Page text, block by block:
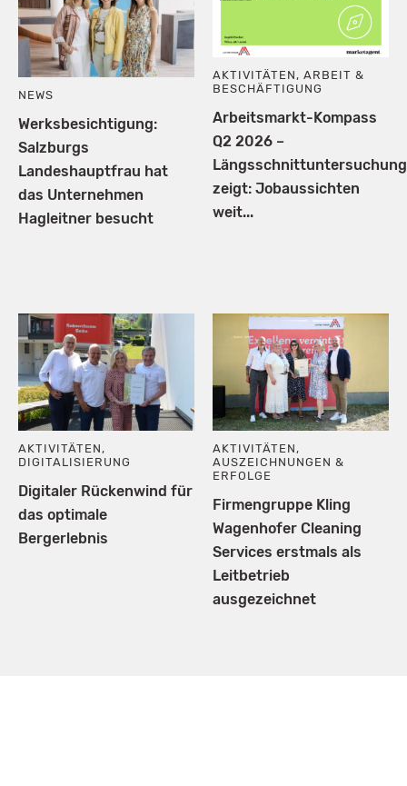
NEWS
Werksbesichtigung:
Salzburgs
Landeshauptfrau hat
das Unternehmen
Hagleitner besucht
AKTIVITÄTEN,ARBEIT &
BESCHÄFTIGUNG
Arbeitsmarkt-Kompass
Q2 2026 –
Längsschnittuntersuchung
zeigt: Jobaussichten
weit...
AKTIVITÄTEN ,
DIGITALISIERUNG
Digitaler Rückenwind für
das optimale
Bergerlebnis
AKTIVITÄTEN,
AUSZEICHNUNGEN &
ERFOLGE
Firmengruppe Kling
Wagenhofer Cleaning
Services erstmals als
Leitbetrieb
ausgezeichnet